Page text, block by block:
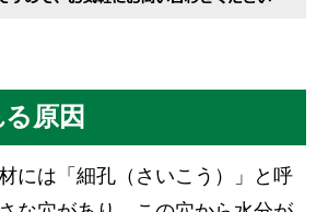
原因
には「細孔（さいこう）」と呼